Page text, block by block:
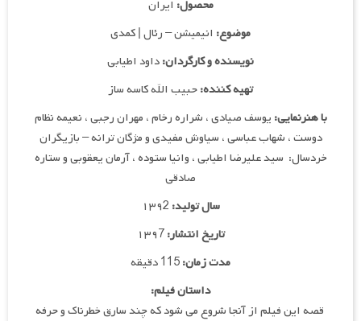
محصول: ایران
موضوع: انیمیشن – رئال | کمدی
نویسنده و کارگردان:داود اطیابی
تهیه کننده:حبیب الله کاسه ساز
با هنرنمایی: یوسف صیادی ، شراره رخام ، مهران رجبی ، نعیمه نظام
دوست ، شهاب عباسی ، سیاوش مفیدی و مژگان ترانه – بازیگران
خردسال: سید علیرضا اطیابی ، وانیا ستوده ، آرمان یعقوبی و ستاره
صادقی
سال تولید:
تاریخ انتشار:۱۳۹7
مدت زمان:
داستان فیلم:
قصه این فیلم از آنجا شروع می شود که چند سارق خطرناک و حرفه